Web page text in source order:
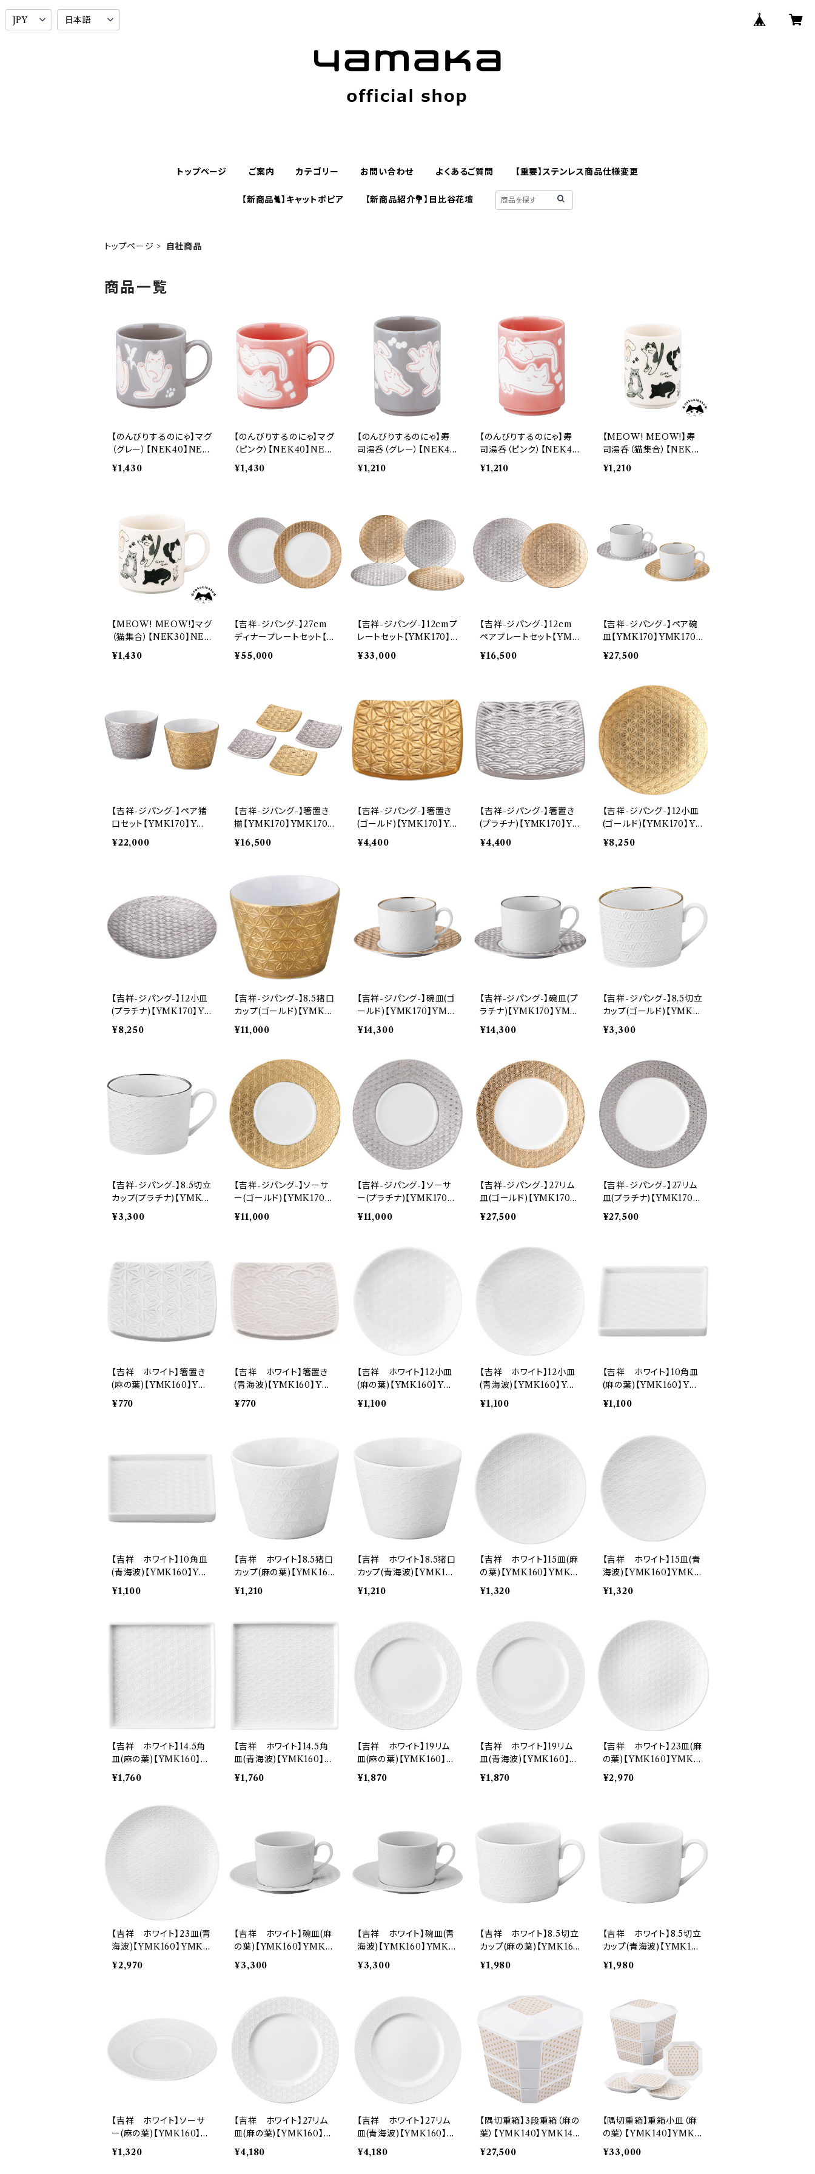
トップページ ご案内 カテゴリー お問い合わせ よくあるご質問 【重要】ステンレス商品仕様変更
【新商品🐈】キャットポピア 【新商品紹介💐】日比谷花壇
トップページ 自社商品
商品一覧
【のんびりするのにゃ】マグ
（グレー）【NEK40】NEK
42-11
¥1,430
【のんびりするのにゃ】マグ
（ピンク）【NEK40】NEK
41-11
¥1,430
【のんびりするのにゃ】寿
司湯呑（グレー）【NEK4
0】NEK42-327
¥1,210
【のんびりするのにゃ】寿
司湯呑（ピンク）【NEK4
0】NEK41-327
¥1,210
【MEOW! MEOW!】寿
司湯呑（猫集合）【NEK3
0】NEK31-327
¥1,210
【MEOW! MEOW!】マグ
（猫集合）【NEK30】NEK
31-11
¥1,430
【吉祥-ジパング-】27cm
ディナープレートセット【Y
MK170】YMK170-439
¥55,000
【吉祥-ジパング-】12cmプ
レートセット【YMK170】Y
MK170-190
¥33,000
【吉祥-ジパング-】12cm
ペアプレートセット【YMK
170】YMK170-164
¥16,500
【吉祥-ジパング-】ペア碗
皿【YMK170】YMK170-
1
¥27,500
【吉祥-ジパング-】ペア猪
口セット【YMK170】YM
K170-22
¥22,000
【吉祥-ジパング-】箸置き
揃【YMK170】YMK170-
403
¥16,500
【吉祥-ジパング-】箸置き
(ゴールド)【YMK170】Y
MK171-402
¥4,400
【吉祥-ジパング-】箸置き
(プラチナ)【YMK170】Y
MK172-402
¥4,400
【吉祥-ジパング-】12小皿
(ゴールド)【YMK170】Y
MK171-333
¥8,250
【吉祥-ジパング-】12小皿
(プラチナ)【YMK170】Y
MK172-333
¥8,250
【吉祥-ジパング-】8.5猪口
カップ(ゴールド)【YMK17
0】YMK171-339
¥11,000
【吉祥-ジパング-】碗皿(ゴ
ールド)【YMK170】YMK
171-28
¥14,300
【吉祥-ジパング-】碗皿(プ
ラチナ)【YMK170】YMK
172-28
¥14,300
【吉祥-ジパング-】8.5切立
カップ(ゴールド)【YMK17
¥3,300
【吉祥-ジパング-】8.5切立
カップ(プラチナ)【YMK17
0】YMK172-28C
¥3,300
【吉祥-ジパング-】ソーサ
ー(ゴールド)【YMK170】
YMK171-28S
¥11,000
【吉祥-ジパング-】ソーサ
ー(プラチナ)【YMK170】
YMK172-28S
¥11,000
【吉祥-ジパング-】27リム
皿(ゴールド)【YMK170】
YMK171-319
¥27,500
【吉祥-ジパング-】27リム
皿(プラチナ)【YMK170】
YMK172-319
¥27,500
【吉祥 ホワイト】箸置き
(麻の葉)【YMK160】YM
K161-402
¥770
【吉祥 ホワイト】箸置き
(青海波)【YMK160】YM
K162-402
¥770
【吉祥 ホワイト】12小皿
(麻の葉)【YMK160】YM
K161-333
¥1,100
【吉祥 ホワイト】12小皿
(青海波)【YMK160】YM
K162-333
¥1,100
【吉祥 ホワイト】10角皿
(麻の葉)【YMK160】YM
K161-252
¥1,100
【吉祥 ホワイト】10角皿
(青海波)【YMK160】YM
K162-252
¥1,100
【吉祥 ホワイト】8.5猪口
カップ(麻の葉)【YMK16
0】YMK161-339
¥1,210
【吉祥 ホワイト】8.5猪口
カップ(青海波)【YMK16
0】YMK162-339
¥1,210
【吉祥 ホワイト】15皿(麻
の葉)【YMK160】YMK16
1-318
¥1,320
【吉祥 ホワイト】15皿(青
海波)【YMK160】YMK1
62-318
¥1,320
【吉祥 ホワイト】14.5角
皿(麻の葉)【YMK160】Y
MK161-255
¥1,760
【吉祥 ホワイト】14.5角
皿(青海波)【YMK160】Y
MK162-255
¥1,760
【吉祥 ホワイト】19リム
皿(麻の葉)【YMK160】Y
MK161-330
¥1,870
【吉祥 ホワイト】19リム
皿(青海波)【YMK160】Y
MK162-330
¥1,870
【吉祥 ホワイト】23皿(麻
の葉)【YMK160】YMK16
1-332
¥2,970
【吉祥 ホワイト】23皿(青
海波)【YMK160】YMK1
62-332
¥2,970
【吉祥 ホワイト】碗皿(麻
の葉)【YMK160】YMK16
¥3,300
【吉祥 ホワイト】碗皿(青
海波)【YMK160】YMK1
¥3,300
【吉祥 ホワイト】8.5切立
カップ(麻の葉)【YMK16
0】YMK161-28C
¥1,980
【吉祥 ホワイト】8.5切立
カップ(青海波)【YMK16
0】YMK162-28C
¥1,980
【吉祥 ホワイト】ソーサ
ー(麻の葉)【YMK160】Y
MK161-28S
¥1,320
【吉祥 ホワイト】27リム
皿(麻の葉)【YMK160】Y
MK161-319
¥4,180
【吉祥 ホワイト】27リム
皿(青海波)【YMK160】Y
MK162-319
¥4,180
【隅切重箱】3段重箱（麻の
葉）【YMK140】YMK141
-380
¥27,500
【隅切重箱】重箱小皿（麻
の葉）【YMK140】YMK1
41-381
¥33,000